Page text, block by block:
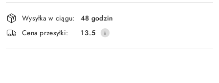
Wyślij
Dostępność
i
dostawa
Wysyłka w ciągu:
48 godzin
Cena przesyłki:
13.5